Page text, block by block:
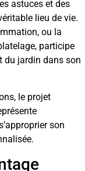
astuces et des
lieu de vie.
ou la
participe
du jardin dans son
le projet
son